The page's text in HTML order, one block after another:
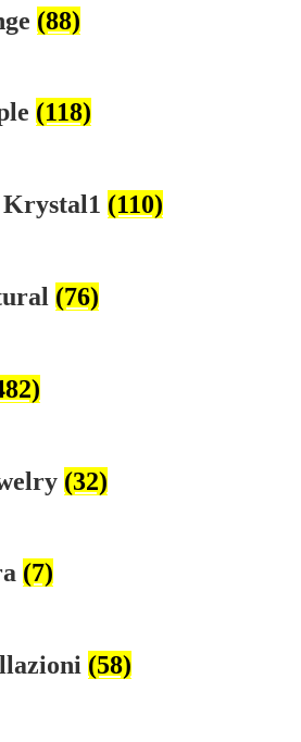
(88)
(118)
(110)
(76)
(32)
(7)
(58)